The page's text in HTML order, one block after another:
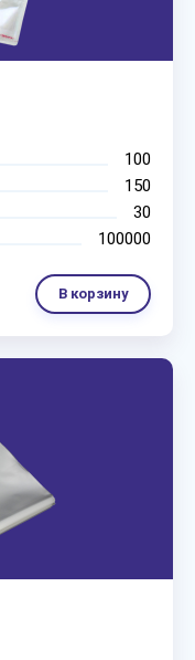
100
150
30
100000
В корзину